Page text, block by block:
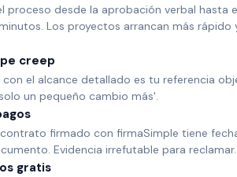
proceso desde la aprobación verbal hasta
Los proyectos arrancan más rápido
creep
el alcance detallado es tu referencia
un pequeño cambio más'.
firmado con firmaSimple tiene
Evidencia irrefutable para reclamar.
gratis